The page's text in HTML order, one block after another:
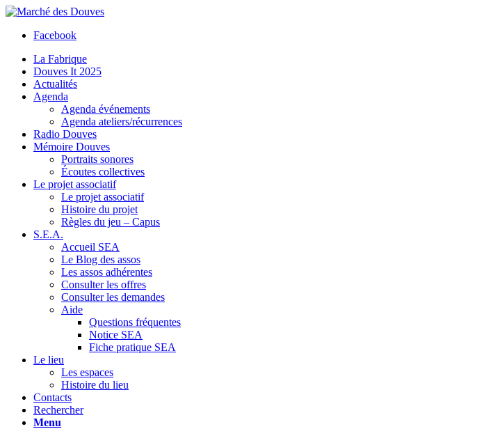
Facebook
La Fabrique
Douves It 2025
Actualités
Agenda
Agenda événements
Agenda ateliers/récurrences
Radio Douves
Mémoire Douves
Portraits sonores
Écoutes collectives
Le projet associatif
Le projet associatif
Histoire du projet
Règles du jeu – Capus
S.E.A.
Accueil SEA
Le Blog des assos
Les assos adhérentes
Consulter les offres
Consulter les demandes
Aide
Questions fréquentes
Notice SEA
Fiche pratique SEA
Le lieu
Les espaces
Histoire du lieu
Contacts
Rechercher
Menu